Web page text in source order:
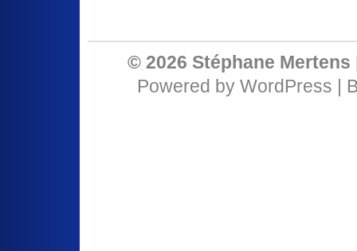
© 2026 Stéphane
Powered by WordPress |